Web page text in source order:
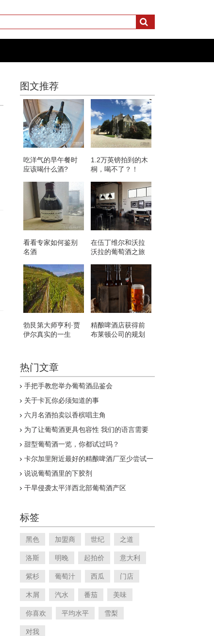
图文推荐
吃洋气的早午餐时
应该喝什么酒?
1.2万英镑拍到的木
桐，喝不了？！
看看专家如何鉴别
名酒
在伍丁维尔和沃拉
沃拉的葡萄酒之旅
勃艮第大师亨利·贾
伊尔真实的一生
精酿啤酒店获得前
布莱顿公司的规划
热门文章
手把手教您举办葡萄酒品鉴会
关于卡瓦你必须知道的事
六月名酒拍卖以香槟唱主角
为了让葡萄酒更具包容性 我们的语言需要
甜型葡萄酒一览，你都试过吗？
卡尔加里附近最好的精酿啤酒厂至少尝试一
说说葡萄酒里的下胶剂
干旱侵袭太平洋西北部葡萄酒产区
标签
黑色 加盟商 世纪 之道
洛斯 明晚 起拍价 意大利
紫杉 葡萄汁 西瓜 门店
木屑 汽水 番茄 美味
你喜欢 平均水平 雪梨
对我